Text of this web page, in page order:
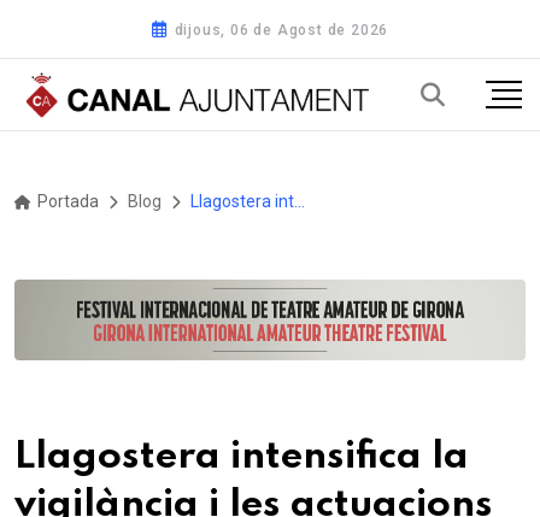
dijous, 06 de Agost de 2026
Portada Blog
Llagostera intensifica la
vigilància i les actuacions